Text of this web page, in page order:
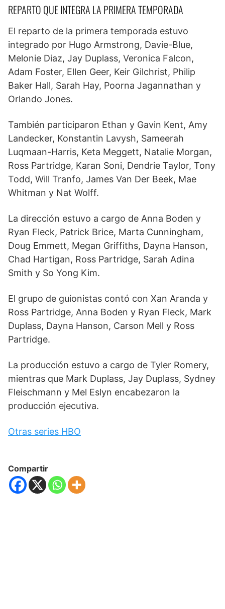
REPARTO QUE INTEGRA LA PRIMERA TEMPORADA
El reparto de la primera temporada estuvo
integrado por Hugo Armstrong, Davie-Blue,
Melonie Diaz, Jay Duplass, Veronica Falcon,
Adam Foster, Ellen Geer, Keir Gilchrist, Philip
Baker Hall, Sarah Hay, Poorna Jagannathan y
Orlando Jones.
También participaron Ethan y Gavin Kent, Amy
Landecker, Konstantin Lavysh, Sameerah
Luqmaan-Harris, Keta Meggett, Natalie Morgan,
Ross Partridge, Karan Soni, Dendrie Taylor, Tony
Todd, Will Tranfo, James Van Der Beek, Mae
Whitman y Nat Wolff.
La dirección estuvo a cargo de Anna Boden y
Ryan Fleck, Patrick Brice, Marta Cunningham,
Doug Emmett, Megan Griffiths, Dayna Hanson,
Chad Hartigan, Ross Partridge, Sarah Adina
Smith y So Yong Kim.
El grupo de guionistas contó con Xan Aranda y
Ross Partridge, Anna Boden y Ryan Fleck, Mark
Duplass, Dayna Hanson, Carson Mell y Ross
Partridge.
La producción estuvo a cargo de Tyler Romery,
mientras que Mark Duplass, Jay Duplass, Sydney
Fleischmann y Mel Eslyn encabezaron la
producción ejecutiva.
Otras series HBO
Compartir